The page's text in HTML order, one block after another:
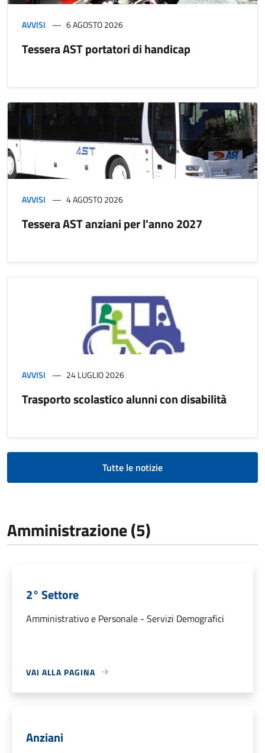
AVVISI 6 AGOSTO 2026
Tessera AST portatori di handicap
AVVISI 4 AGOSTO 2026
Tessera AST anziani per l'anno 2027
AVVISI 24 LUGLIO 2026
Trasporto scolastico alunni con disabilità
Tutte le notizie
Amministrazione (5)
2° Settore
Amministrativo e Personale - Servizi Demografici
VAI ALLA PAGINA
Anziani